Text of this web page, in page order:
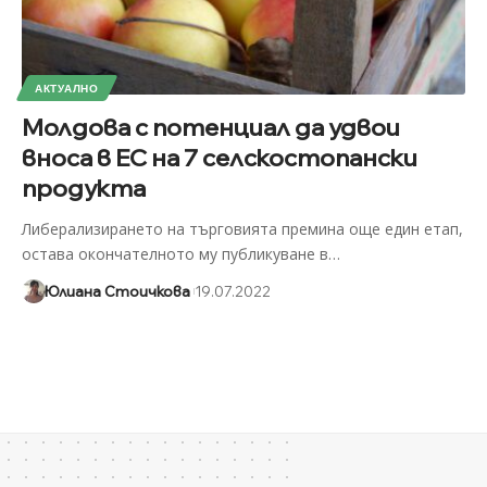
АКТУАЛНО
Молдова с потенциал да удвои
вноса в ЕС на 7 селскостопански
продукта
Либерализирането на търговията премина още един етап,
остава окончателното му публикуване в…
Юлиана Стоичкова 19.07.2022